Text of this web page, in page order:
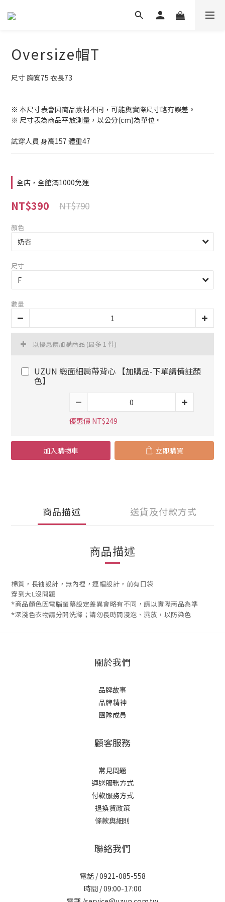
Oversize帽T
尺寸 胸寬75 衣長73
※ 本尺寸表會因商品素材不同，可能與實際尺寸略有誤差。
※ 尺寸表為商品平放測量，以公分(cm)為單位。
試穿人員 身高157 體重47
全店，全館滿1000免運
NT$390 NT$790
顏色
尺寸
數量
以優惠價加購商品 (最多 1 件)
UZUN 緞面細肩帶背心 【加購品-下單請備註顏
色】
優惠價 NT$249
加入購物車 立即購買
商品描述 送貨及付款方式
商品描述
棉質，長袖設計，無內裡，連帽設計，前有口袋
穿到大L沒問題
*商品顏色因電腦螢幕設定差異會略有不同，請以實際商品為準
*深淺色衣物請分開洗滌；請勿長時間浸泡、濕放，以防染色
關於我們
品牌故事
品牌精神
團隊成員
顧客服務
常見問題
運送服務方式
付款服務方式
退換貨政策
條款與細則
聯絡我們
電話 / 0921-085-558
時間 / 09:00-17:00